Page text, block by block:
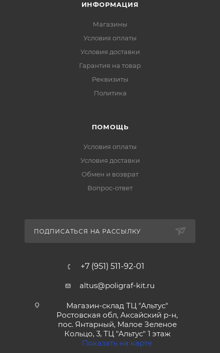
ИНФОРМАЦИЯ
Магазины
Условия оплаты
Условия доставки
Гарантия на товар
Реквизиты
Политика
ПОМОЩЬ
Условия оплаты
Условия доставки
Обмен и возврат
Вопрос-ответ
ПОДПИСАТЬСЯ НА РАССЫЛКУ
+7 (951) 511-92-01
altus@poligraf-kit.ru
Магазин-склад ТЦ "Альтус"
Ростовская обл, Аксайский р-н,
пос. Янтарный, Малое Зеленое
Кольцо, 3, ТЦ "Альтус" 1 этаж
Показать на карте